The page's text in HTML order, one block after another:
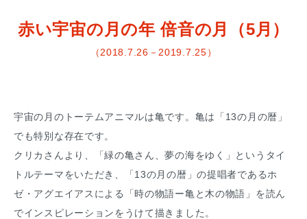
赤い宇宙の月の年 倍音の月（5月）
（2018.7.26－2019.7.25）
宇宙の月のトーテムアニマルは亀です。亀は「13の月の暦」
でも特別な存在です。
クリカさんより、「緑の亀さん、夢の海をゆく」というタイ
トルテーマをいただき、「13の月の暦」の提唱者であるホ
ゼ・アグエイアスによる「時の物語ー亀と木の物語」を読ん
でインスピレーションをうけて描きました。